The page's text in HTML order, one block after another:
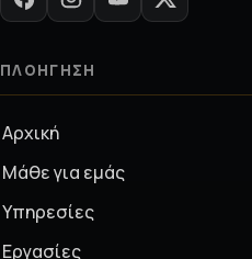
ΠΛΟΉΓΗΣΗ
Αρχική
Μάθε για εμάς
Υπηρεσίες
Εργασίες